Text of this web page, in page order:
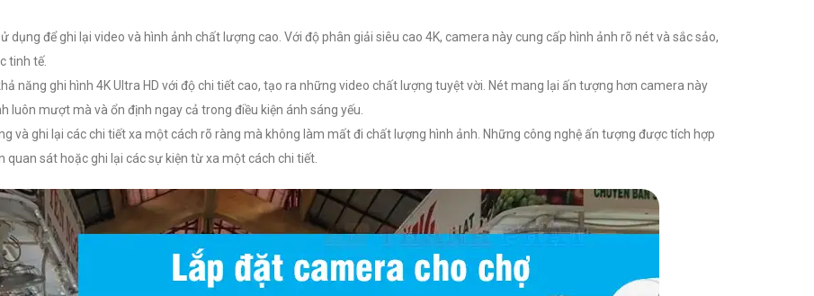
để ghi lại video và hình ảnh chất lượng cao. Với độ phân giải siêu cao 4K, camera này cung cấp hình ảnh rõ nét và sắc sảo,
tinh tế.
năng ghi hình 4K Ultra HD với độ chi tiết cao, tạo ra những video chất lượng tuyệt vời. Nét mang lại ấn tượng hơn camera này
mượt mà và ổn định ngay cả trong điều kiện ánh sáng yếu.
và ghi lại các chi tiết xa một cách rõ ràng mà không làm mất đi chất lượng hình ảnh. Những công nghệ ấn tượng được tích hợp
sát hoặc ghi lại các sự kiện từ xa một cách chi tiết.